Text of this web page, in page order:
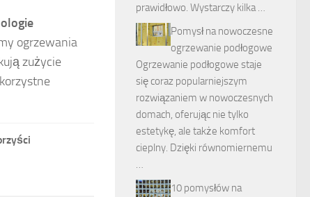
ogrzewania
zużycie
prawidłowo. Wystarczy kilka …
Pomysł na nowoczesne
ogrzewanie podłogowe
Ogrzewanie podłogowe staje
się coraz popularniejszym
rozwiązaniem w nowoczesnych
domach, oferując nie tylko
estetykę, ale także komfort
cieplny. Dzięki równomiernemu
…
10 pomysłów na